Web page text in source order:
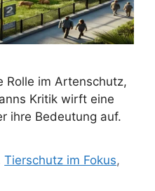
Rolle im Artenschutz,
Kritik wirft eine
ihre Bedeutung auf.
Tierschutz im Fokus,